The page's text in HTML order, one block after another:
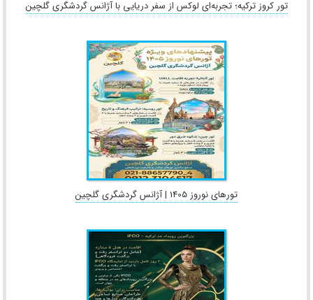
تور کروز ترکیه؛ تجربه‌ای لوکس از سفر دریایی با آژانس گردشگری گلچین
تورهای نوروز 1405 | آژانس گردشگری گلچین